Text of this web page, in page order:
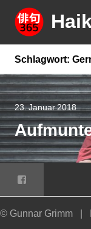
Springe
zum
Inhalt
Schlagwort:
23. Januar 2018
Facebook
© Gunnar Grimm |